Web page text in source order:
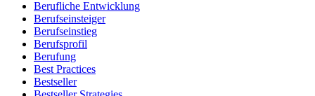
Berufliche Entwicklung
Berufseinsteiger
Berufseinstieg
Berufsprofil
Berufung
Best Practices
Bestseller